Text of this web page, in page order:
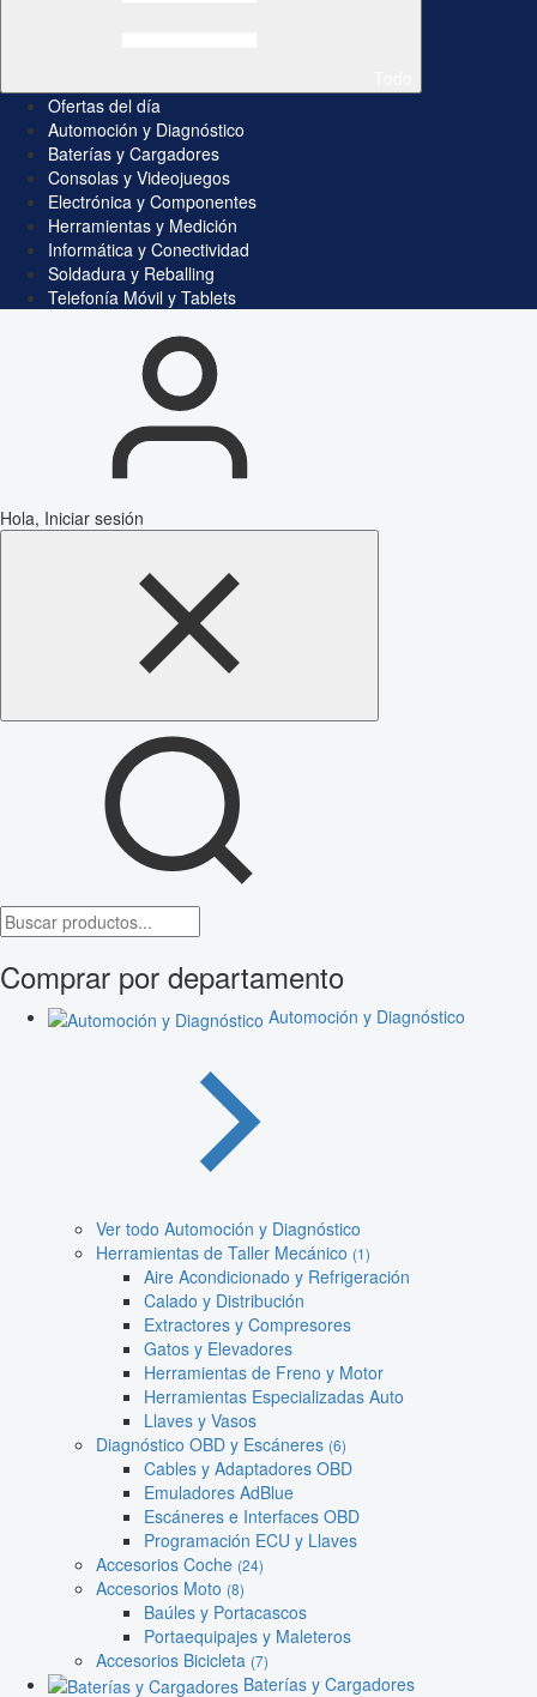
Ofertas del día
Automoción y Diagnóstico
Baterías y Cargadores
Consolas y Videojuegos
Electrónica y Componentes
Herramientas y Medición
Informática y Conectividad
Soldadura y Reballing
Telefonía Móvil y Tablets
Hola, Iniciar sesión
Comprar por departamento
Automoción y Diagnóstico
Ver todo Automoción y Diagnóstico
Herramientas de Taller Mecánico (1)
Aire Acondicionado y Refrigeración
Calado y Distribución
Extractores y Compresores
Gatos y Elevadores
Herramientas de Freno y Motor
Herramientas Especializadas Auto
Llaves y Vasos
Diagnóstico OBD y Escáneres (6)
Cables y Adaptadores OBD
Emuladores AdBlue
Escáneres e Interfaces OBD
Programación ECU y Llaves
Accesorios Coche (24)
Accesorios Moto (8)
Baúles y Portacascos
Portaequipajes y Maleteros
Accesorios Bicicleta (7)
Baterías y Cargadores